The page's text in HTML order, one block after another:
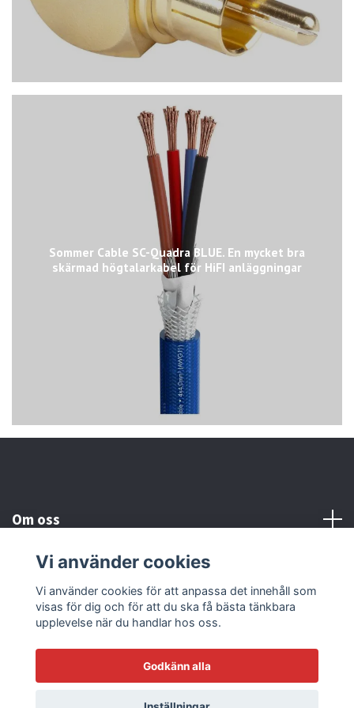
Sommer Cable SC-Quadra BLUE. En mycket bra
skärmad högtalarkabel för HiFI anläggningar
Om oss
Kundtjänst
Läs mer
© 2026 Sonicstore77Powered by Quickbutik
Vi använder cookies
Vi använder cookies för att anpassa det innehåll som
visas för dig och för att du ska få bästa tänkbara
upplevelse när du handlar hos oss.
Godkänn alla